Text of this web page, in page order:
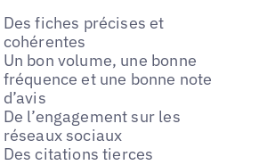
Des fiches précises et
cohérentes
Un bon volume, une bonne
fréquence et une bonne note
d’avis
De l’engagement sur les
réseaux sociaux
Des citations tierces